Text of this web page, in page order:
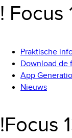
! Focus
Praktische
Download de
App
Nieuws
!Focus